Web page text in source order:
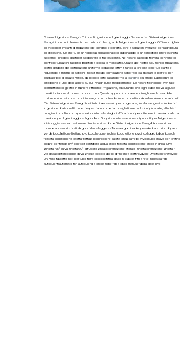
Sistemi Irrigazione Panagri - Tutto sull'irrigazione e il giardinaggio Benvenuti su Sistemi Irrigazione
Panagri, il punto di riferimento per tutto ciò che riguarda l'irrigazione e il giardinaggio. Offriamo migliaia
di articoli per impianti di irrigazione del giardino e dell'orto, oltre a soluzioni avanzate per l'agricoltura
di precisione. Sia che tu sia un hobbista appassionato di giardinaggio o un agricoltore professionista,
abbiamo i prodotti giusti per soddisfare le tue esigenze. Nel nostro catalogo troverai centraline di
controllo, tubazioni, raccordi, irrigatori a goccia, e molto altro. Grazie alle nostre soluzioni di irrigazione,
potrai garantire una distribuzione uniforme dell'acqua, ottimizzando la crescita delle tue piante e
riducendo al minimo gli sprechi. I nostri impianti di irrigazione sono facili da installare e perfetti per
qualsiasi tipo di spazio verde, dal piccolo orto casalingo fino al giardinopiù ampio. L'agricoltura di
precisione è uno degli aspetti su cui Panagri punta maggiormente. Le nostre tecnologie avanzate
permettono di gestire in maniera efficiente l'irrigazione, assicurando che ogni pianta riceva la giusta
quantità di acqua al momento opportuno. Questo approccio consente di migliorare la resa delle
colture e ridurre il consumo di risorse, con un notevole impatto positivo sia sull'ambiente che sui costi.
Da Sistemi Irrigazione Panagri trovi tutto il necessario per progettare, installare e gestire impianti di
irrigazione di alta qualità. I nostri esperti sono pronti a consigliarti sulle soluzioni più adatte, affinché il
tuo giardino o il tuo orto prosperino in tutte le stagioni. Affidati a noi per ottenere il massimo dalla tua
passione per il giardinaggio e l'agricoltura. Scopri la nostra selezione di prodotti per l'irrigazione e
inizia oggi stesso a trasformare i tuoi spazi verdi con Sistemi Irrigazione Panagri! Accessori per
pompe accessori zincati ala gocciolante leggera - Tape ala gocciolante pesante barattolino di pasta
verde bocchettone filettato pvc bocchettone in ghisa bocchettone pvc incollaggio bulloni bussola
filettata polipropilene calotta filettata polipropilene calotta ghisa carrello avvolgitubo chiave per idratino
collare per flangia pv/ collettori contatore acqua croce filettata polipropilene croce in ghisa curva
zingata 45° curva zincata 90° diffusore zincato diramazione laterale zincata diramazione zincata 4
vie dissabbiatori doppia curva zincata doppio anello di fine linea elettrovalvole 9 volts elettrovalvole
24 volts fascette inox per tubo fibra di cocco filtri a disco in plastica filtri a rete in plastica filtri
autopulenti automatici filtri autopulenti a circolazione filtri a disco manuali flangia cieca pvc.